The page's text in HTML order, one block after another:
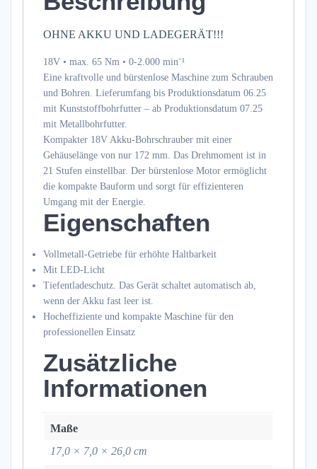
OHNE AKKU UND LADEGERÄT!!!
18V • max. 65 Nm • 0-2.000 min⁻¹
Eine kraftvolle und bürstenlose Maschine zum Schrauben
und Bohren. Lieferumfang bis Produktionsdatum 06.25
mit Kunststoffbohrfutter – ab Produktionsdatum 07.25
mit Metallbohrfutter.
Kompakter 18V Akku-Bohrschrauber mit einer
Gehäuselänge von nur 172 mm. Das Drehmoment ist in
21 Stufen einstellbar. Der bürstenlose Motor ermöglicht
die kompakte Bauform und sorgt für effizienteren
Umgang mit der Energie.
Eigenschaften
Vollmetall-Getriebe für erhöhte Haltbarkeit
Mit LED-Licht
Tiefentladeschutz. Das Gerät schaltet automatisch ab,
wenn der Akku fast leer ist.
Hocheffiziente und kompakte Maschine für den
professionellen Einsatz
Zusätzliche
Informationen
Maße
17,0 × 7,0 × 26,0 cm